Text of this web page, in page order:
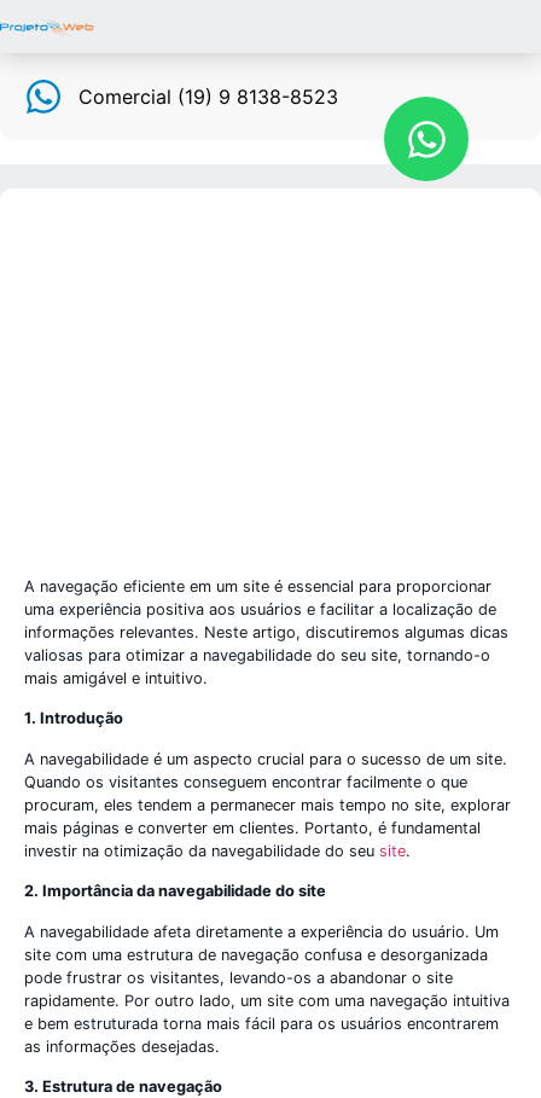
Comercial (19) 9 8138-8523
A navegação eficiente em um site é essencial para proporcionar
uma experiência positiva aos usuários e facilitar a localização de
informações relevantes. Neste artigo, discutiremos algumas dicas
valiosas para otimizar a navegabilidade do seu site, tornando-o
mais amigável e intuitivo.
1. Introdução
A navegabilidade é um aspecto crucial para o sucesso de um site.
Quando os visitantes conseguem encontrar facilmente o que
procuram, eles tendem a permanecer mais tempo no site, explorar
mais páginas e converter em clientes. Portanto, é fundamental
investir na otimização da navegabilidade do seu site.
2. Importância da navegabilidade do site
A navegabilidade afeta diretamente a experiência do usuário. Um
site com uma estrutura de navegação confusa e desorganizada
pode frustrar os visitantes, levando-os a abandonar o site
rapidamente. Por outro lado, um site com uma navegação intuitiva
e bem estruturada torna mais fácil para os usuários encontrarem
as informações desejadas.
3. Estrutura de navegação